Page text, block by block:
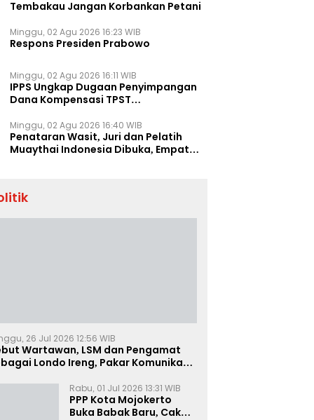
Tembakau Jangan Korbankan Petani
Minggu, 02 Agu 2026 16:23 WIB
Respons Presiden Prabowo
Minggu, 02 Agu 2026 16:11 WIB
IPPS Ungkap Dugaan Penyimpangan
Dana Kompensasi TPST
Minggu, 02 Agu 2026 16:40 WIB
Penataran Wasit, Juri dan Pelatih
Muaythai Indonesia Dibuka, Empat
26 Jul 2026 12:56 WIB
Wartawan, LSM dan Pengamat
Londo Ireng, Pakar Komunikasi:
Rabu, 01 Jul 2026 13:31 WIB
PPP Kota Mojokerto
Buka Babak Baru, Cak